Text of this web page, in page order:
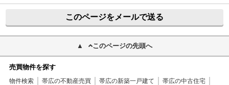
このページをメールで送る
このページの先頭へ
売買物件を探す
物件検索 帯広の不動産売買 帯広の新築一戸建て
帯広の中古住宅